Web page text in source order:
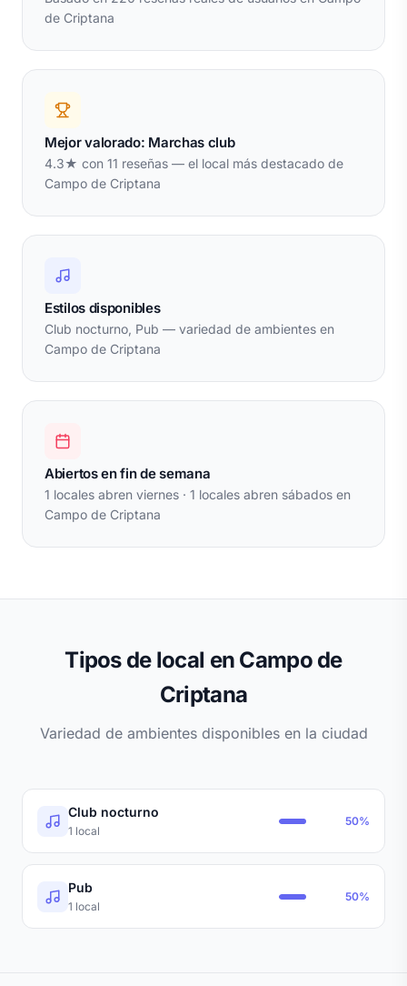
de Criptana
Mejor valorado: Marchas club
4.3★ con 11 reseñas — el local más destacado de
Campo de Criptana
Estilos disponibles
Club nocturno, Pub — variedad de ambientes en
Campo de Criptana
Abiertos en fin de semana
1 locales abren viernes · 1 locales abren sábados en
Campo de Criptana
Tipos de local en Campo de
Criptana
Variedad de ambientes disponibles en la ciudad
Club nocturno
1 local
50%
Pub
1 local
50%